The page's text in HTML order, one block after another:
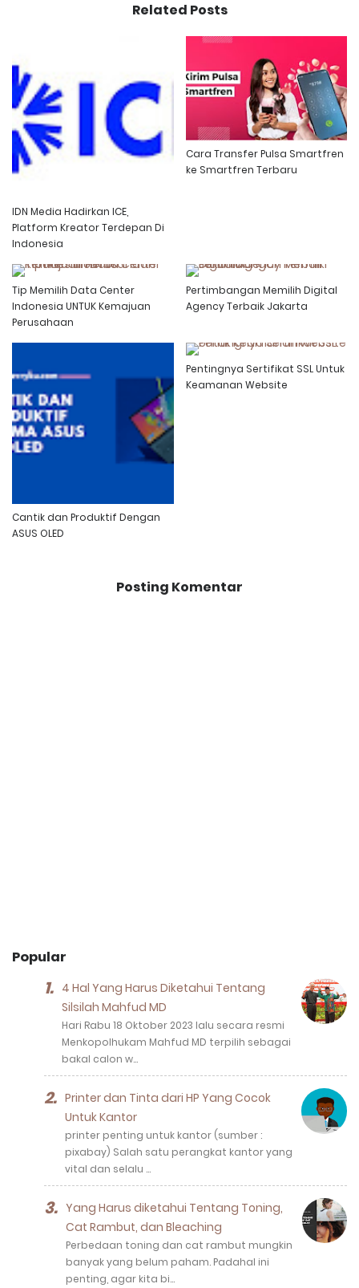
Related Posts
IDN Media Hadirkan ICE,
Platform Kreator Terdepan Di
Indonesia
Cara Transfer Pulsa Smartfren
ke Smartfren Terbaru
Tip Memilih Data Center
Indonesia UNTUK Kemajuan
Perusahaan
Pertimbangan Memilih Digital
Agency Terbaik Jakarta
Cantik dan Produktif Dengan
ASUS OLED
Pentingnya Sertifikat SSL Untuk
Keamanan Website
Posting Komentar
Popular
4 Hal Yang Harus Diketahui Tentang
Silsilah Mahfud MD
Hari Rabu 18 Oktober 2023 lalu secara resmi
Menkopolhukam Mahfud MD terpilih sebagai
bakal calon w…
Printer dan Tinta dari HP Yang Cocok
Untuk Kantor
printer penting untuk kantor (sumber :
pixabay) Salah satu perangkat kantor yang
vital dan selalu …
Yang Harus diketahui Tentang Toning,
Cat Rambut, dan Bleaching
Perbedaan toning dan cat rambut mungkin
banyak yang belum paham. Padahal ini
penting, agar kita bi…